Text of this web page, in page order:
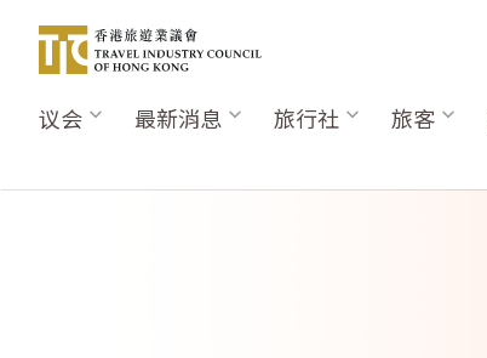
容
Main
议会 最新消息 旅行社 旅客